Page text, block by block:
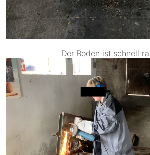
Der Boden ist schnell